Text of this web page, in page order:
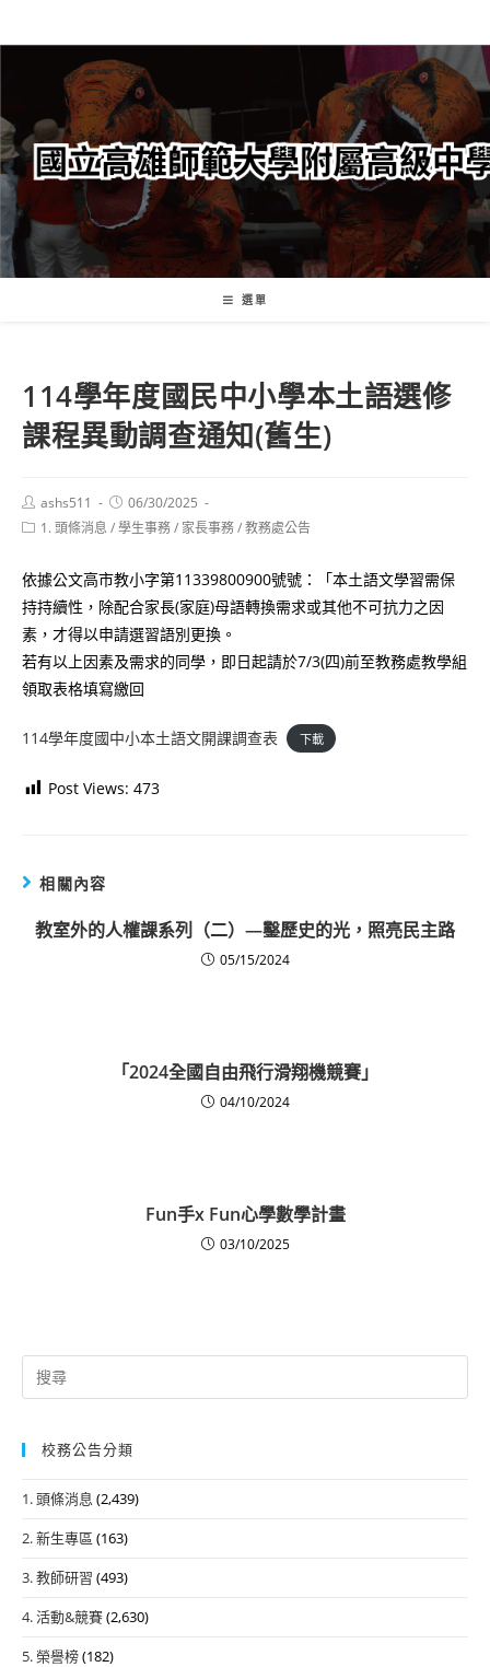
轉
要
內
容
選單
114學年度國民中小學本土語選修
課程異動調查通知(舊生)
Post
author:
ashs511
Post
published:
06/30/2025
Post1. 頭條消息 /學生事務/ 家長事務/教務處公告
依據公文高市教小字第11339800900號號：「本土語文學習需保
持持續性，除配合家長(家庭)母語轉換需求或其他不可抗力之因
素，才得以申請選習語別更換。
若有以上因素及需求的同學，即日起請於7/3(四)前至教務處教學組
領取表格填寫繳回
114學年度國中小本土語文開課調查表 下載
Post Views: 473
相關內容
教室外的人權課系列（二）—鑿歷史的光，照亮民主路
05/15/2024
「2024全國自由飛行滑翔機競賽」
04/10/2024
Fun手x Fun心學數學計畫
03/10/2025
Search
for:
校務公告分類
1. 頭條消息 (2,439)
2. 新生專區 (163)
3. 教師研習 (493)
4. 活動&競賽(2,630)
5. 榮譽榜(182)